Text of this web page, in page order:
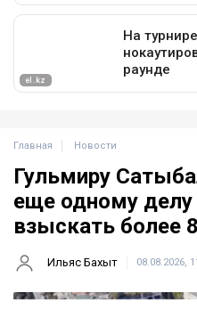
Главная Новости
Гульмиру
еще одному делу
взыскать более
Ильяс Бахыт 08.08.2026,